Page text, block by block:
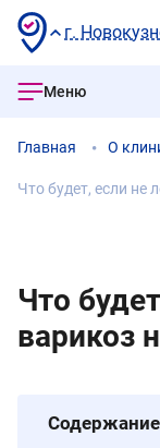
г.
Меню
Главная О
Что будет, если не
Что
варикоз
Содержание